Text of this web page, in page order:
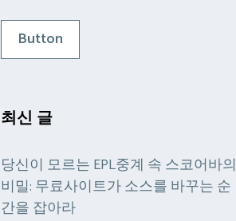
Button
최신 글
당신이 모르는 EPL중계 속 스코어바의
비밀: 무료사이트가 소스를 바꾸는 순
간을 잡아라